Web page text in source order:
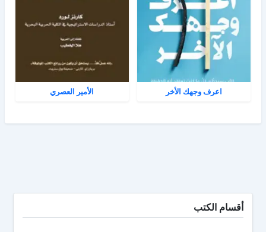
اعرف وجهك الأخر الأمير العصري
أقسام الكتب